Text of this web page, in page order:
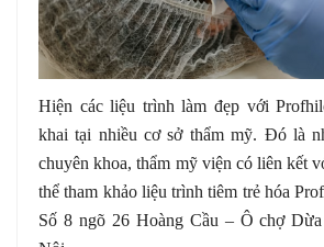
Hiện các liệu trình làm đẹp với
khai tại nhiều cơ sở thẩm mỹ. Đó là
chuyên khoa, thẩm mỹ viện có liên kết
thể tham khảo liệu trình tiêm trẻ hóa
Số 8 ngõ 26 Hoàng Cầu – Ô chợ